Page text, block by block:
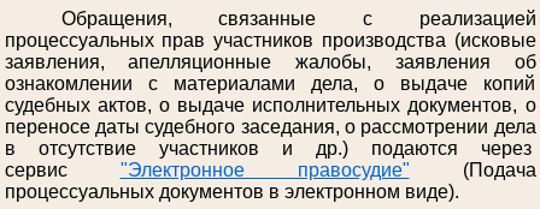
Обращения, связанные с реализацией
процессуальных прав участников производства (исковые
заявления, апелляционные жалобы, заявления об
ознакомлении с материалами дела, о выдаче копий
судебных актов, о выдаче исполнительных документов, о
переносе даты судебного заседания, о рассмотрении дела
в отсутствие участников и др.) подаются через
сервис "Электронное правосудие" (Подача
процессуальных документов в электронном виде).